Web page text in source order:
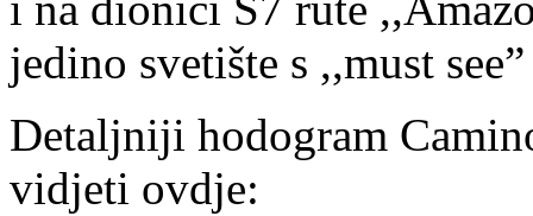
jedino svetište s ,,must
Detaljniji hodogram
vidjeti ovdje: